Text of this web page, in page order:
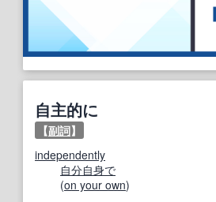
自主的に
【副詞】
independently
自分自身で
(on your own)